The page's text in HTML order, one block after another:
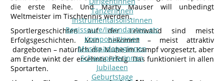
TänzerInnen
InstrumentalsolistInnen
Regisseure/Intendanten-etc
KomponistInnen
MusikpädagogInnen
SchauspielerInnen
Jubilaeen
Geburtstage
die erste Reihe. Und Marty Mauser will unbedingt
Weltmeister im Tischtennis werden.
Sportlergeschichten auf der Leinwand sind meist
Erfolgsgeschichten. Man bekommt – meist attraktiv
dargeboten – natürlich die Mühe im Kampf vorgesetzt, aber
am Ende winkt der ersehnte Erfolg. Das funktioniert in allen
Sportarten.